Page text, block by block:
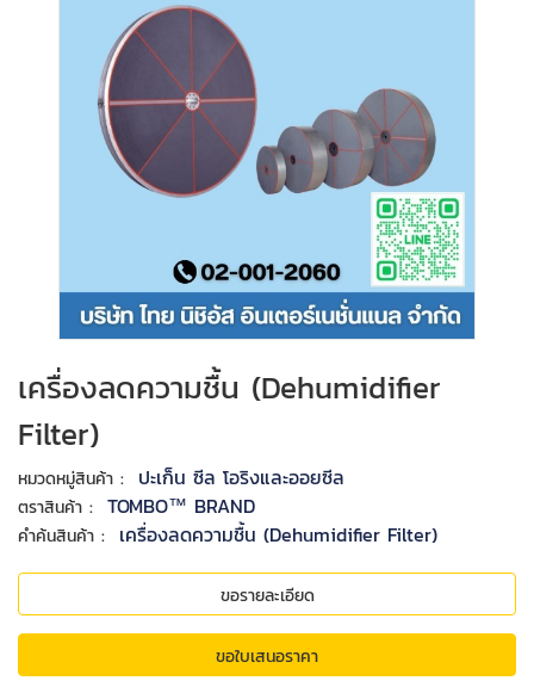
เครื่องลดความชื้น (Dehumidifier
Filter)
หมวดหมู่สินค้า : ปะเก็น ซีล โอริงและออยซีล
ตราสินค้า : TOMBO™ BRAND
คำค้นสินค้า : เครื่องลดความชื้น (Dehumidifier Filter)
ขอรายละเอียด
ขอใบเสนอราคา